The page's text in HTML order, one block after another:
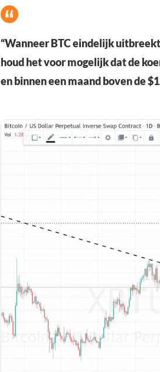
“Wanneer BTC eindelijk
houd het voor mogelijk dat de
en binnen een maand boven de